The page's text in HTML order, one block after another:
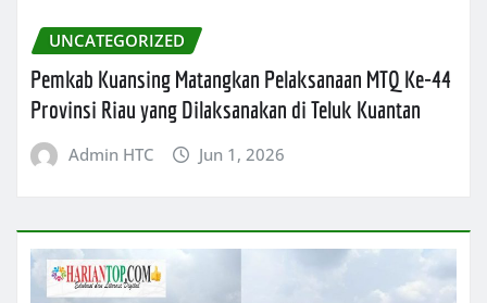
UNCATEGORIZED
Pemkab Kuansing Matangkan Pelaksanaan MTQ Ke-44
Provinsi Riau yang Dilaksanakan di Teluk Kuantan
Admin HTC Jun 1, 2026